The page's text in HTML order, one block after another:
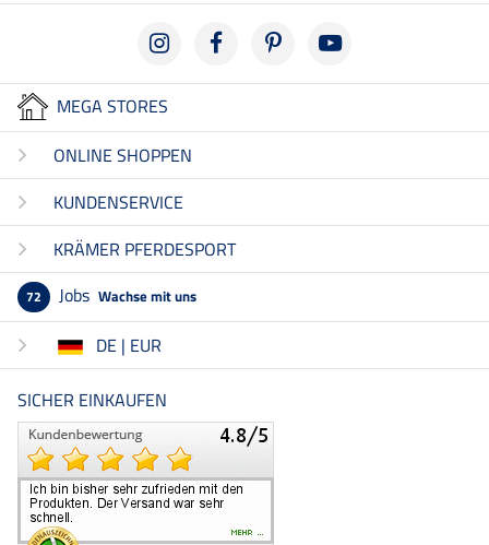
MEGA STORES
ONLINE SHOPPEN
KUNDENSERVICE
KRÄMER PFERDESPORT
72 Jobs Wachse mit uns
DE | EUR
SICHER EINKAUFEN